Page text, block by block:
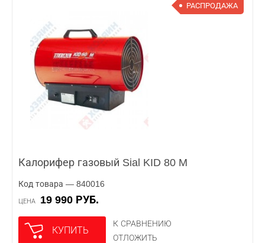
РАСПРОДАЖА
Калорифер газовый Sial KID 80 M
Код товара — 840016
ЦЕНА 19 990 РУБ.
КУПИТЬ
К СРАВНЕНИЮ
ОТЛОЖИТЬ